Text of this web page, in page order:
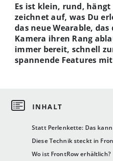
Statt Perlenkette: Das
Diese Technik steckt in
Wo ist FrontRow erhältlich?
Es ist klein, rund,
zeichnet auf, was Du
das neue Wearable,
Kamera ihren Rang
immer bereit, schnell
spannende Features